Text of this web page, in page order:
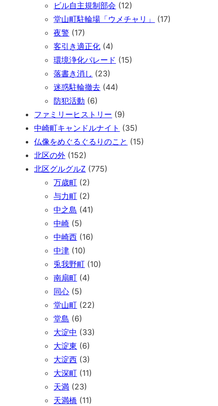
ビル自主規制部会 (12)
堂山町駐輪場「ウメチャリ」
(17)
夜警 (17)
客引き適正化 (4)
環境浄化パレード (15)
落書き消し (23)
迷惑駐輪撤去 (44)
防犯活動 (6)
ファミリーヒストリー (9)
中崎町キャンドルナイト (35)
仏像をめぐるぐるりのこと (15)
北区の外 (152)
北区グルグルZ (775)
万歳町 (2)
与力町 (2)
中之島 (41)
中崎 (5)
中崎西 (16)
中津 (10)
兎我野町 (10)
南扇町 (4)
同心 (5)
堂山町 (22)
堂島 (6)
大淀中 (33)
大淀東 (6)
大淀西 (3)
大深町 (11)
天満 (23)
天満橋 (11)